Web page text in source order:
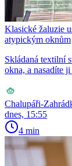
Klasické žaluzie
atypickým oknům
Skládaná textilní
okna, a nasadíte
Chalupáři-
dnes, 15:55
4 min